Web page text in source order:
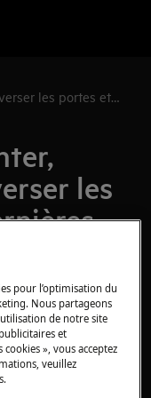
les portes et
les
éteignez
de la prise.
pour l’optimisation du
Nous partageons
de notre site
et
», vous acceptez
veuillez